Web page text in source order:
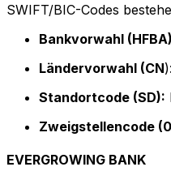
SWIFT/BIC-Codes
Bankvorwahl
Ländervorwahl (CN
Standortcode (SD):
Zweigstellencode
EVERGROWING BANK